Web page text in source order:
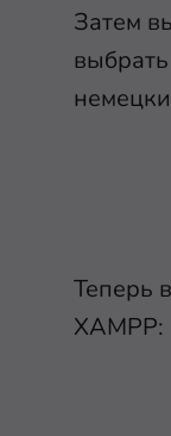
Затем
Теперь
XAMPP: